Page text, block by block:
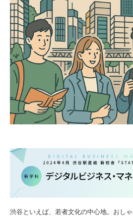
渋谷といえば、若者文化の中心地。おし